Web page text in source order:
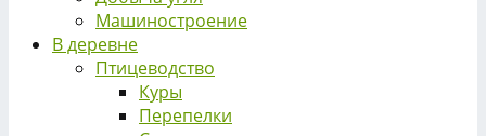
Машиностроение
В деревне
Птицеводство
Куры
Перепелки